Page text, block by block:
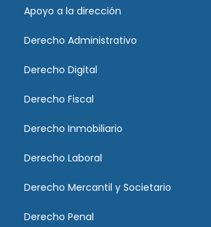
Apoyo a la dirección
Derecho Administrativo
Derecho Digital
Derecho Fiscal
Derecho Inmobiliario
Derecho Laboral
Derecho Mercantil y Societario
Derecho Penal